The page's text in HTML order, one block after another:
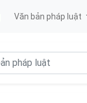
Văn bản pháp luật